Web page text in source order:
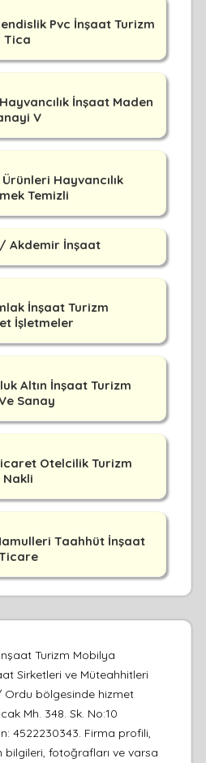
Pvc İnşaat Turizm
Tica
İnşaat Maden
V
Hayvancılık
Temizli
Akdemir İnşaat
İnşaat Turizm
İşletmeler
Altın İnşaat Turizm
Sanay
Otelcilik Turizm
Taahhüt İnşaat
Turizm Mobilya
Sirketleri ve Müteahhitleri
Ordu bölgesinde hizmet
Mh. 348. Sk. No:10
4522230343. Firma profili,
fotoğrafları ve varsa